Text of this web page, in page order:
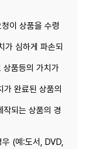
이 상품을 수령
가 심하게 파손되
상품등의 가치가
완료된 상품의
되는 상품의 경
(예:도서, DVD,